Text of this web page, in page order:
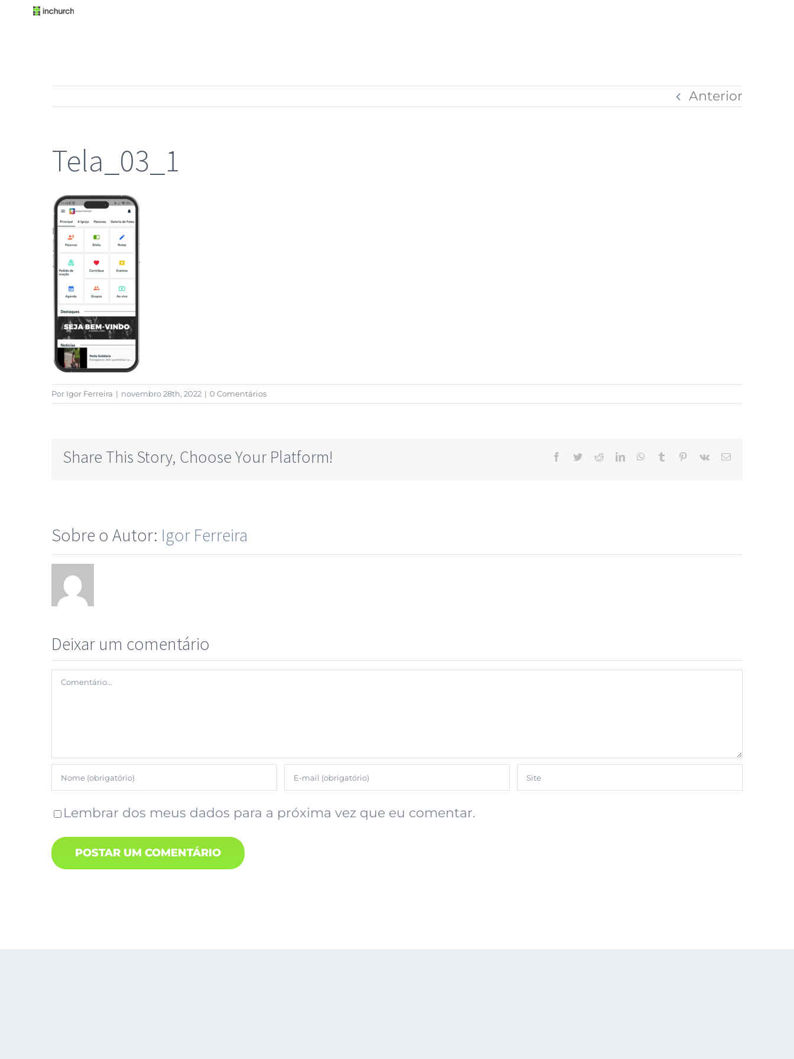
Anterior
Tela_03_1
Por Igor Ferreira | novembro 28th, 2022 | 0 Comentários
Share This Story, Choose Your Platform!
Sobre o Autor: Igor Ferreira
Deixar um comentário
Lembrar dos meus dados para a próxima vez que eu comentar.